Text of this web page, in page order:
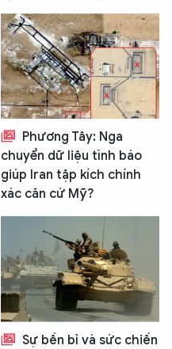
Phương Tây: Nga
chuyển dữ liệu tình báo
giúp Iran tập kích chính
xác căn cứ Mỹ?
Sự bền bỉ và sức chiến